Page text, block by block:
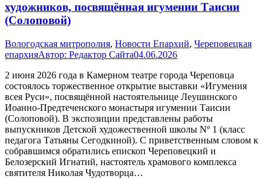
художников, посвящённая игумении Таисии
(Солоповой)
Вологодская митрополия, Новости Епархий, Череповецкая
епархияАвтор: Редактор Сайта04.06.2026
2 июня 2026 года в Камерном театре города Череповца
состоялось торжественное открытие выставки «Игумения
всея Руси», посвящённой настоятельнице Леушинского
Иоанно-Предтеченского монастыря игумении Таисии
(Солоповой). В экспозиции представлены работы
выпускников Детской художественной школы Nº 1 (класс
педагога Татьяны Сегодкиной). С приветственным словом к
собравшимся обратились епископ Череповецкий и
Белозерский Игнатий, настоятель храмового комплекса
святителя Николая Чудотворца…